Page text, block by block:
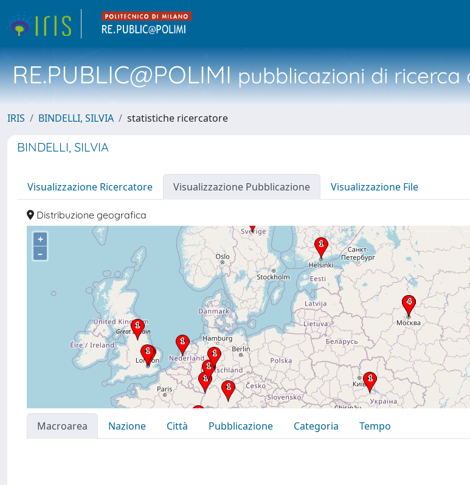
RE.PUBLIC@POLIMIpubblicazioni di ricerca
IRIS BINDELLI, SILVIA statistiche ricercatore
BINDELLI, SILVIA
Visualizzazione Ricercatore Visualizzazione Pubblicazione Visualizzazione File
Distribuzione geografica
+
–
Macroarea Nazione Città Pubblicazione Categoria
Tempo